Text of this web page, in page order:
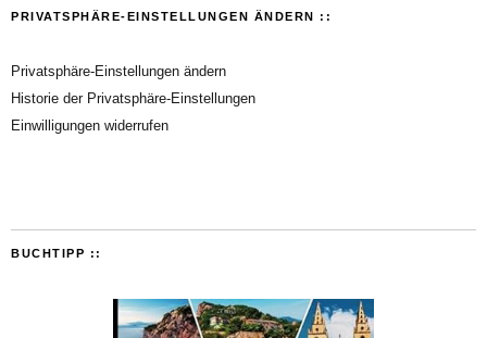
PRIVATSPHÄRE-EINSTELLUNGEN ÄNDERN ::
Privatsphäre-Einstellungen ändern
Historie der Privatsphäre-Einstellungen
Einwilligungen widerrufen
BUCHTIPP ::